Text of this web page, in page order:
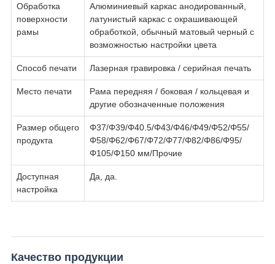
Обработка
поверхности
рамы
Алюминиевый каркас анодированный,
латунистый каркас с окрашивающей
обработкой, обычный матовый черный с
возможностью настройки цвета
Способ печати Лазерная гравировка / серийная печать
Место печати
Рама передняя / боковая / кольцевая и
другие обозначенные положения
Размер общего
продукта
Φ37/Φ39/Φ40.5/Φ43/Φ46/Φ49/Φ52/Φ55/
Φ58/Φ62/Φ67/Φ72/Φ77/Φ82/Φ86/Φ95/
Φ105/Φ150 мм/Прочие
Доступная
настройка
Да, да.
Качество продукции